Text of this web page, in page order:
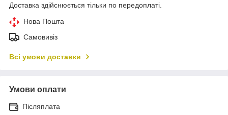
Доставка здійснюється тільки по передоплаті.
Нова Пошта
Самовивіз
Всі умови доставки
Умови оплати
Післяплата